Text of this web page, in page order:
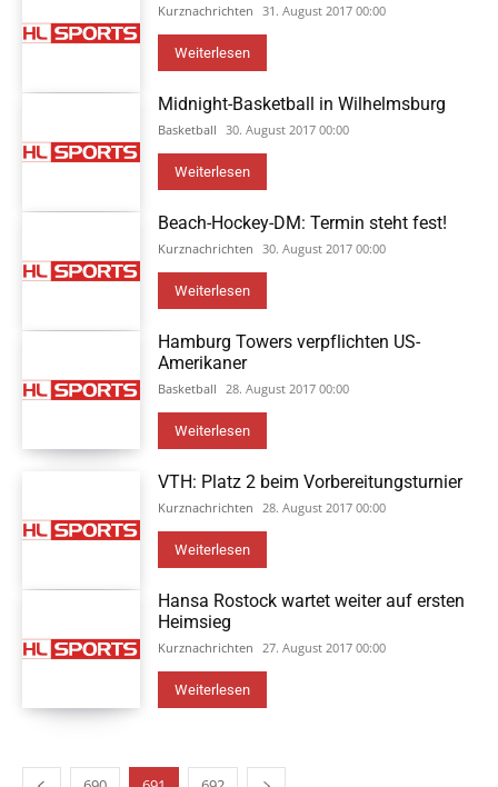
Kurznachrichten 31. August 2017 00:00
Weiterlesen
Midnight-Basketball in Wilhelmsburg
Basketball 30. August 2017 00:00
Weiterlesen
Beach-Hockey-DM: Termin steht fest!
Kurznachrichten 30. August 2017 00:00
Weiterlesen
Hamburg Towers verpflichten US-
Amerikaner
Basketball 28. August 2017 00:00
Weiterlesen
VTH: Platz 2 beim Vorbereitungsturnier
Kurznachrichten 28. August 2017 00:00
Weiterlesen
Hansa Rostock wartet weiter auf ersten
Heimsieg
Kurznachrichten 27. August 2017 00:00
Weiterlesen